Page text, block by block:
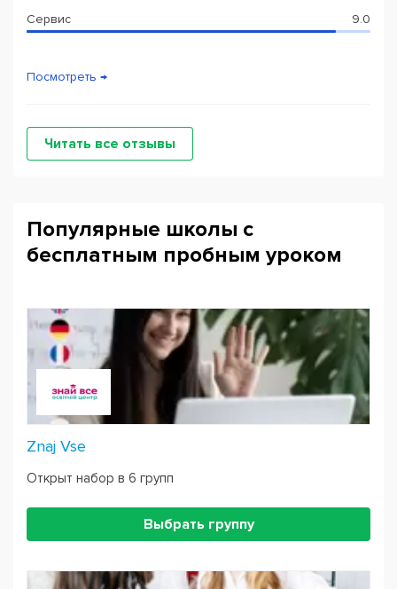
Сервис 9.0
Посмотреть →
Читать все отзывы
Популярные школы с
бесплатным пробным уроком
Znaj Vse
Открыт набор в 6 групп
Выбрать группу